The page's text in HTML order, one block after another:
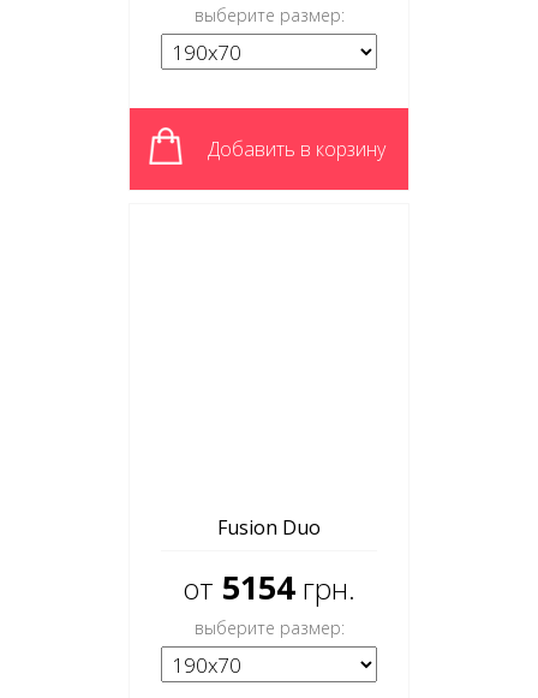
выберите размер:
Добавить в корзину
Fusion Duo
от 5154 грн.
выберите размер: